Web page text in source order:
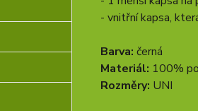
- vnitřní kapsa,
Barva: černá
Materiál: 100%
Rozměry: UNI